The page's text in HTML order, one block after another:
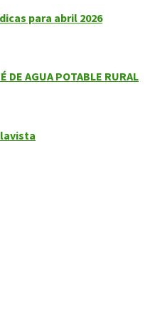
para abril 2026
DE AGUA POTABLE RURAL